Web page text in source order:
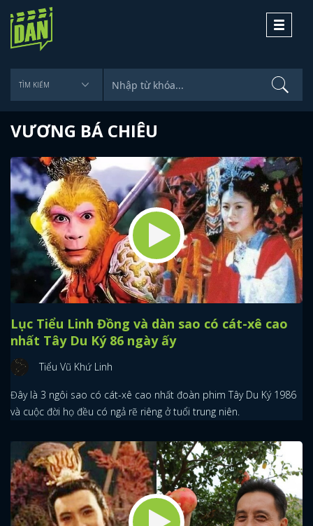
Toggle
VƯƠNG BÁ CHIÊU
Lục Tiểu Linh Đồng và dàn sao có cát-xê cao
nhất Tây Du Ký 86 ngày ấy
Tiểu Vũ Khứ Linh
Đây là 3 ngôi sao có cát-xê cao nhất đoàn phim Tây Du Ký 1986
và cuộc đời họ đều có ngả rẽ riêng ở tuổi trung niên.